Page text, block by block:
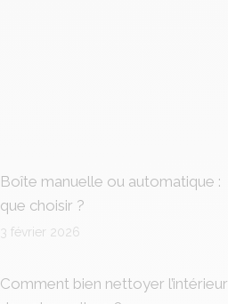
Boîte manuelle ou automatique :
que choisir ?
3 février 2026
Comment bien nettoyer l’intérieur